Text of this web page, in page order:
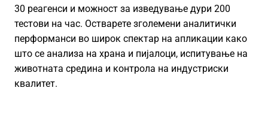
30 реагенси и можност за изведување дури 200
тестови на час. Остварете зголемени аналитички
перформанси во широк спектар на апликации како
што се анализа на храна и пијалоци, испитување на
животната средина и контрола на индустриски
квалитет.